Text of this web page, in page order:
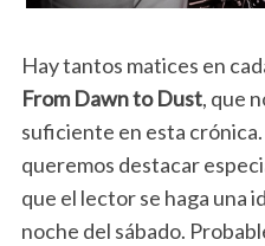
Hay tantos matices en
From Dawn to Dust, que
suficiente en esta
queremos destacar
que el lector se haga una
noche del sábado.